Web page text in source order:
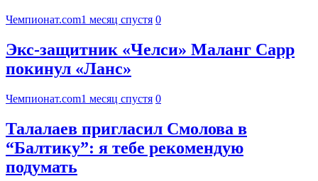
Чемпионат.com1 месяц спустя 0
Экс-защитник «Челси» Маланг Сарр
покинул «Ланс»
Чемпионат.com1 месяц спустя 0
Талалаев пригласил Смолова в
“Балтику”: я тебе рекомендую
подумать